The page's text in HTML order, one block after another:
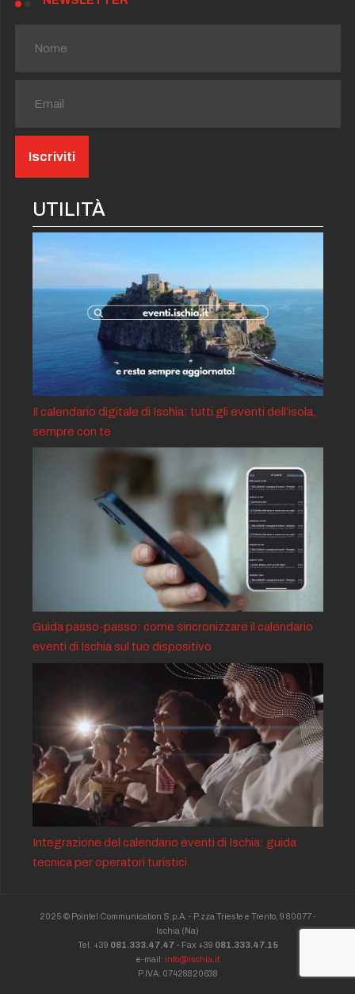
UTILITÀ
Il calendario digitale di Ischia: tutti gli eventi dell’isola,
sempre con te
Guida passo-passo: come sincronizzare il calendario
eventi di Ischia sul tuo dispositivo
Integrazione del calendario eventi di Ischia: guida
tecnica per operatori turistici
2025 © Pointel Communication S.p.A. - P.zza Trieste e Trento, 9 80077 -
Ischia (Na)
Tel. +39 081.333.47.47 - Fax +39 081.333.47.15
e-mail: info@ischia.it
P.IVA: 07428820638